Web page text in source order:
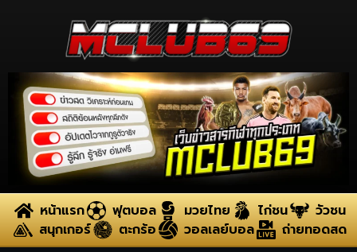
หน้าแรก ฟุตบอล มวยไทย ไก่ชน
วัวชน
สนุกเกอร์
ตะกร้อ วอลเลย์บอล ถ่ายทอดสด